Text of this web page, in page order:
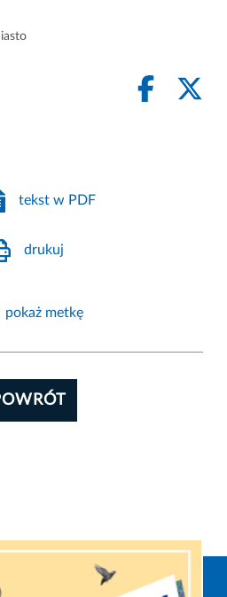
tekst w PDF
drukuj
pokaż metkę